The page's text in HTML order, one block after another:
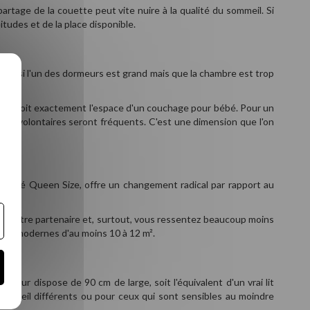
de la couette peut vite nuire à la qualité du sommeil. Si
et de la place disponible.
si l'un des dormeurs est grand mais que la chambre est trop
soit exactement l'espace d'un couchage pour bébé. Pour un
involontaires seront fréquents. C'est une dimension que l'on
Queen Size, offre un changement radical par rapport au
votre partenaire et, surtout, vous ressentez beaucoup moins
modernes d'au moins 10 à 12 m².
dispose de 90 cm de large, soit l'équivalent d'un vrai lit
différents ou pour ceux qui sont sensibles au moindre